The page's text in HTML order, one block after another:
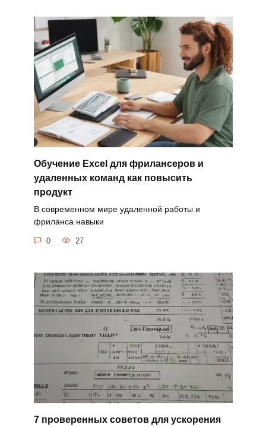
Обучение Excel для фрилансеров и
удаленных команд как повысить
продукт
В современном мире удаленной работы и
фриланса навыки
0 27
7 проверенных советов для ускорения